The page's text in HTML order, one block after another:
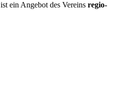
ist ein Angebot des Vereinsregio-